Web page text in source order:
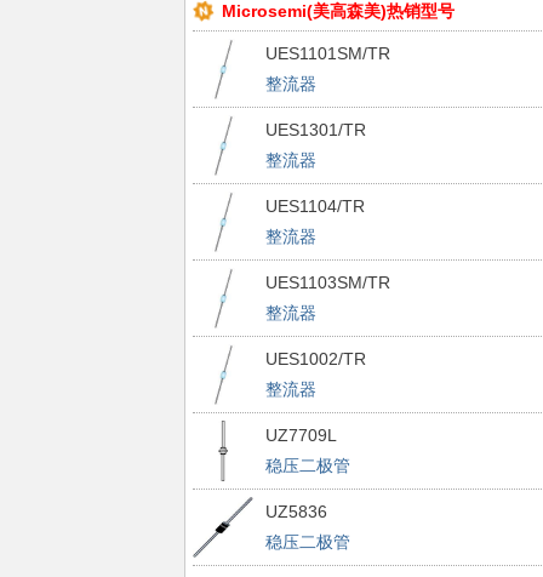
Microsemi(美高森美)热销型号
UES1101SM/TR
整流器
UES1301/TR
整流器
UES1104/TR
整流器
UES1103SM/TR
整流器
UES1002/TR
整流器
UZ7709L
稳压二极管
UZ5836
稳压二极管